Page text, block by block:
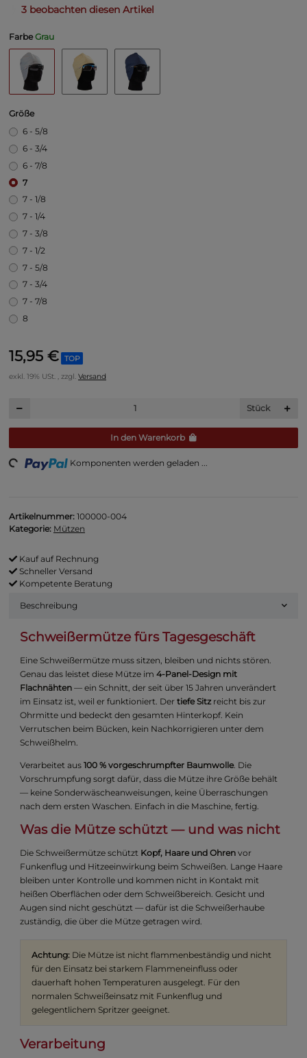
3 beobachten diesen Artikel
FarbeGrau
Größe
6 - 5/8
6 - 3/4
6 - 7/8
7
7 - 1/8
7 - 1/4
7 - 3/8
7 - 1/2
7 - 5/8
7 - 3/4
7 - 7/8
8
15,95 €
TOP
exkl. 19% USt. , zzgl. Versand
Stück
In den Warenkorb
Komponenten werden geladen ...
Artikelnummer: 100000-004
Kategorie: Mützen
Kauf auf Rechnung
Schneller Versand
Kompetente Beratung
Beschreibung
Schweißermütze fürs Tagesgeschäft
Eine Schweißermütze muss sitzen, bleiben und nichts stören.
Genau das leistet diese Mütze im4-Panel-Design mit
Flachnähten — ein Schnitt, der seit über 15 Jahren unverändert
im Einsatz ist, weil er funktioniert. Dertiefe Sitz reicht bis zur
Ohrmitte und bedeckt den gesamten Hinterkopf. Kein
Verrutschen beim Bücken, kein Nachkorrigieren unter dem
Schweißhelm.
Verarbeitet aus100 % vorgeschrumpfter Baumwolle. Die
Vorschrumpfung sorgt dafür, dass die Mütze ihre Größe behält
— keine Sonderwäscheanweisungen, keine Überraschungen
nach dem ersten Waschen. Einfach in die Maschine, fertig.
Was die Mütze schützt — und was nicht
Die Schweißermütze schützt Kopf, Haare und Ohren vor
Funkenflug und Hitzeeinwirkung beim Schweißen. Lange Haare
bleiben unter Kontrolle und kommen nicht in Kontakt mit
heißen Oberflächen oder dem Schweißbereich. Gesicht und
Augen sind nicht geschützt — dafür ist die Schweißerhaube
zuständig, die über die Mütze getragen wird.
Achtung: Die Mütze ist nicht flammenbeständig und nicht
für den Einsatz bei starkem Flammeneinfluss oder
dauerhaft hohen Temperaturen ausgelegt. Für den
normalen Schweißeinsatz mit Funkenflug und
gelegentlichem Spritzer geeignet.
Verarbeitung